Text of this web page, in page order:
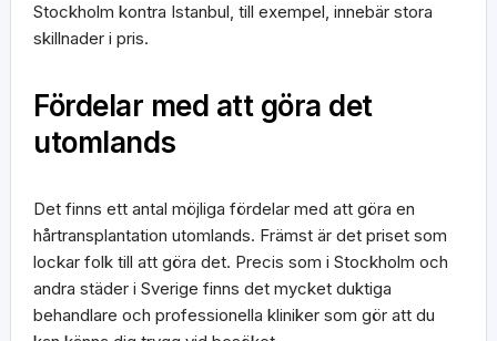
Stockholm kontra Istanbul, till exempel, innebär stora
skillnader i pris.
Fördelar med att göra det
utomlands
Det finns ett antal möjliga fördelar med att göra en
hårtransplantation utomlands. Främst är det priset som
lockar folk till att göra det. Precis som i Stockholm och
andra städer i Sverige finns det mycket duktiga
behandlare och professionella kliniker som gör att du